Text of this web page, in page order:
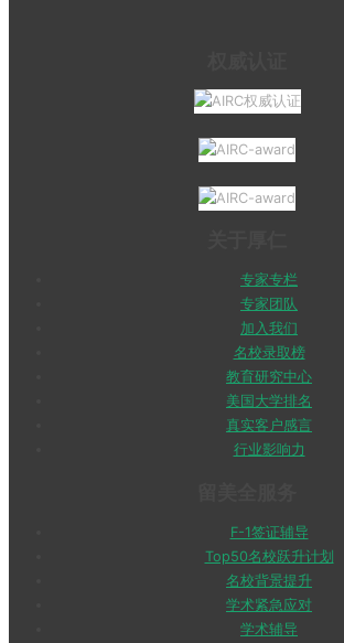
专家专栏
专家团队
加入我们
名校录取榜
教育研究中心
美国大学排名
真实客户感言
行业影响力
F-1签证辅导
Top50名校跃升计划
名校背景提升
学术紧急应对
学术辅导